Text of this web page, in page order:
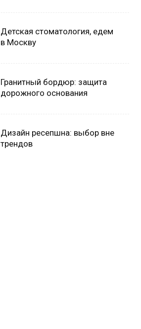
Детская стоматология, едем
в Москву
Гранитный бордюр: защита
дорожного основания
Дизайн ресепшна: выбор вне
трендов